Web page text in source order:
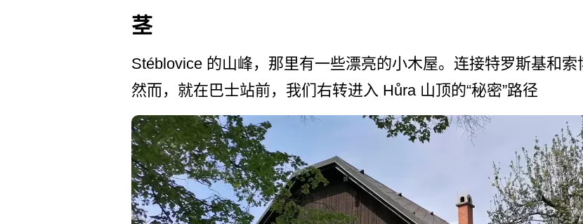
茎
Stéblovice 的山峰，那里有一些漂亮的小­木屋。连接特罗斯基和索
然而，就在巴士站前，我们右转进入 Hůra 山顶的“秘密”路径